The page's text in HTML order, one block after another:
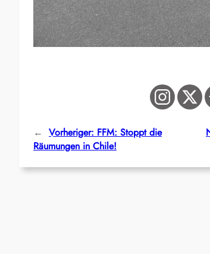
← Vorheriger: FFM: Stoppt die
Räumungen in Chile!